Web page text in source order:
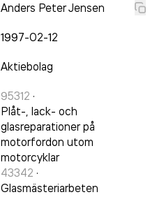
Anders Peter Jensen
1997-02-12
Aktiebolag
95312 ·
Plåt-, lack- och
glasreparationer på
motorfordon utom
motorcyklar
43342 ·
Glasmästeriarbeten